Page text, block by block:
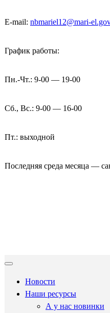
E-mail: nbmariel12@mari-
График работы:
Пн.-Чт.: 9-00 — 19-00
Сб., Вс.: 9-00 — 16-00
Пт.: выходной
Последняя среда месяца —
Новости
Наши ресурсы
А у нас новинки